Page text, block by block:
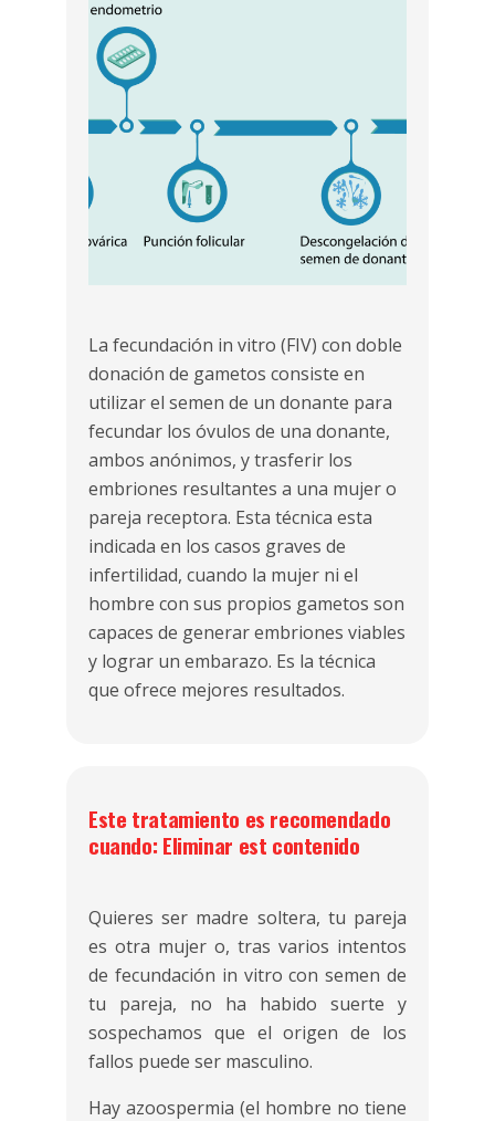
La fecundación in vitro (FIV) con doble
donación de gametos consiste en
utilizar el semen de un donante para
fecundar los óvulos de una donante,
ambos anónimos, y trasferir los
embriones resultantes a una mujer o
pareja receptora. Esta técnica esta
indicada en los casos graves de
infertilidad, cuando la mujer ni el
hombre con sus propios gametos son
capaces de generar embriones viables
y lograr un embarazo. Es la técnica
que ofrece mejores resultados.
Este tratamiento es recomendado
cuando: Eliminar est contenido
Quieres ser madre soltera, tu pareja
es otra mujer o, tras varios intentos
de fecundación in vitro con semen de
tu pareja, no ha habido suerte y
sospechamos que el origen de los
fallos puede ser masculino.
Hay azoospermia (el hombre no tiene